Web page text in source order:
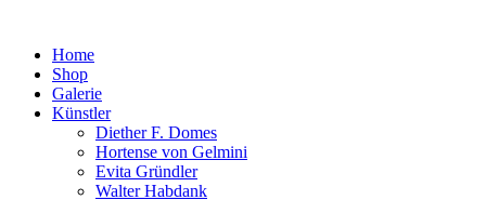
Home
Shop
Galerie
Künstler
Diether F. Domes
Hortense von Gelmini
Evita Gründler
Walter Habdank